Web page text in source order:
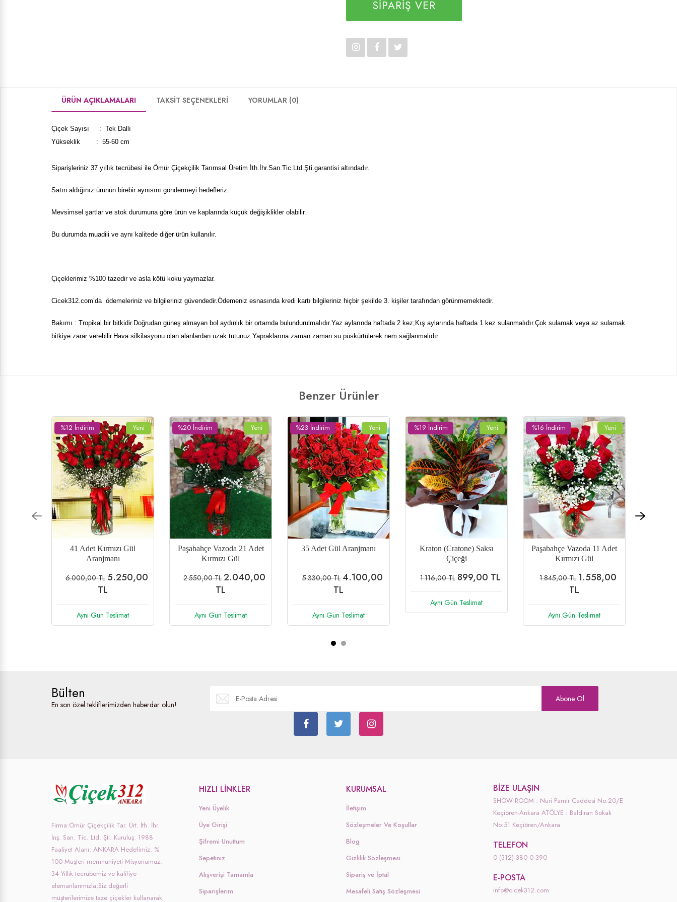
SİPARİŞ VER
ÜRÜN AÇIKLAMALARI TAKSİT SEÇENEKLERİ YORUMLAR (0)
Çiçek Sayısı : Tek Dallı
Yükseklik : 55-60 cm
Siparişleriniz 37 yıllık tecrübesi ile Ömür Çiçekçilik Tarımsal Üretim İth.İhr.San.Tic.Ltd.Şti.garantisi altındadır.
Satın aldığınız ürünün birebir aynısını göndermeyi hedefleriz.
Mevsimsel şartlar ve stok durumuna göre ürün ve kaplarında küçük değişiklikler olabilir.
Bu durumda muadili ve aynı kalitede diğer ürün kullanılır.
Çiçeklerimiz %100 tazedir ve asla kötü koku yaymazlar.
Cicek312 .com’da ödemeleriniz ve bilgileriniz güvendedir.Ödemeniz esnasında kredi kartı bilgileriniz hiçbir şekilde 3. kişiler tarafından görünmemektedir.
Bakımı : Tropikal bir bitkidir.Doğrudan güneş almayan bol aydınlık bir ortamda bulundurulmalıdır.Yaz aylarında haftada 2 kez;Kış aylarında haftada 1 kez sulanmalıdır.Çok sulamak veya az sulamak
bitkiye zarar verebilir.Hava silkilasyonu olan alanlardan uzak tutunuz.Yapraklarına zaman zaman su püskürtülerek nem sağlanmalıdır.
Benzer Ürünler
%20 İndirim Yeni
Papatyalar İçinde Gül
1.200,00 TL 960,00
TL
Aynı Gün Teslimat
%9 İndirim Yeni
Aşk Sana Benzer / 21 Gül
Buketi
2.850,00 TL 2.584,00
TL
Aynı Gün Teslimat
%20 İndirim Yeni
Guzmania (İthal)
1.240,00 TL 992,00 TL
%23 İndirim Yeni
Renkli Hayatlar 12 Gerbera
1.352,00 TL 1.040,00
Aynı Gün Teslimat
%15 İndirim Yeni
101 Gül Buketi
11.780,00 TL
10.070,00 TL
Aynı Gün Teslimat
Bülten
En son özel tekliflerimizden haberdar olun!
Abone Ol
Firma:Ömür Çiçekçilik Tar. Ürt. İth. İhr.
İnş. San. Tic. Ltd. Şti. Kuruluş: 1988
Faaliyet Alanı: ANKARA Hedefimiz: %
100 Müşteri memnuniyeti Misyonumuz:
34 Yıllık tecrübemiz ve kalifiye
elemanlarımızla;Siz değerli
müşterilerimize taze çiçekler kullanarak
HIZLI LINKLER
Yeni Üyelik
Üye Girişi
Şifremi Unuttum
Sepetiniz
Alışverişi Tamamla
Siparişlerim
KURUMSAL
İletişim
Sözleşmeler Ve Koşullar
Blog
Gizlilik Sözleşmesi
Sipariş ve İptal
Mesafeli Satış Sözleşmesi
BIZE ULAŞIN
SHOW ROOM : Nuri Pamir Caddesi No:20/E
Keçiören-Ankara ATÖLYE : Baldıran Sokak
No:51 Keçiören/Ankara
TELEFON
0 (312) 380 0 390
E-POSTA
info@cicek312.com